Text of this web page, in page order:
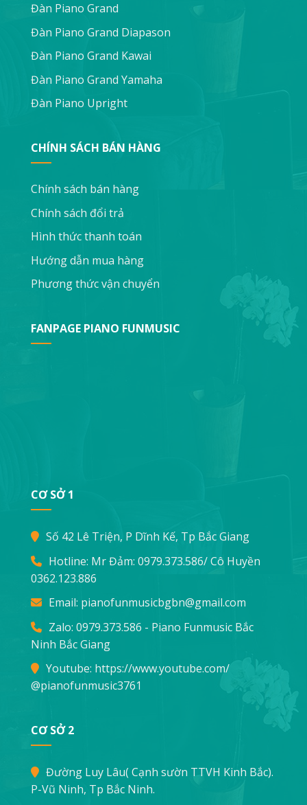
Đàn Piano Grand
Đàn Piano Grand Diapason
Đàn Piano Grand Kawai
Đàn Piano Grand Yamaha
Đàn Piano Upright
CHÍNH SÁCH BÁN HÀNG
Chính sách bán hàng
Chính sách đổi trả
Hình thức thanh toán
Hướng dẫn mua hàng
Phương thức vận chuyển
FANPAGE PIANO FUNMUSIC
CƠ SỞ 1
Số 42 Lê Triện, P Dĩnh Kế, Tp Bắc Giang
Hotline: Mr Đảm: 0979.373.586/ Cô Huyền
0362.123.886
Email: pianofunmusicbgbn@gmail.com
Zalo: 0979.373.586 - Piano Funmusic Bắc
Ninh Bắc Giang
Youtube: https://www.youtube.com/
@pianofunmusic3761
CƠ SỞ 2
Đường Luy Lâu( Cạnh sườn TTVH Kinh Bắc).
P-Vũ Ninh, Tp Bắc Ninh.